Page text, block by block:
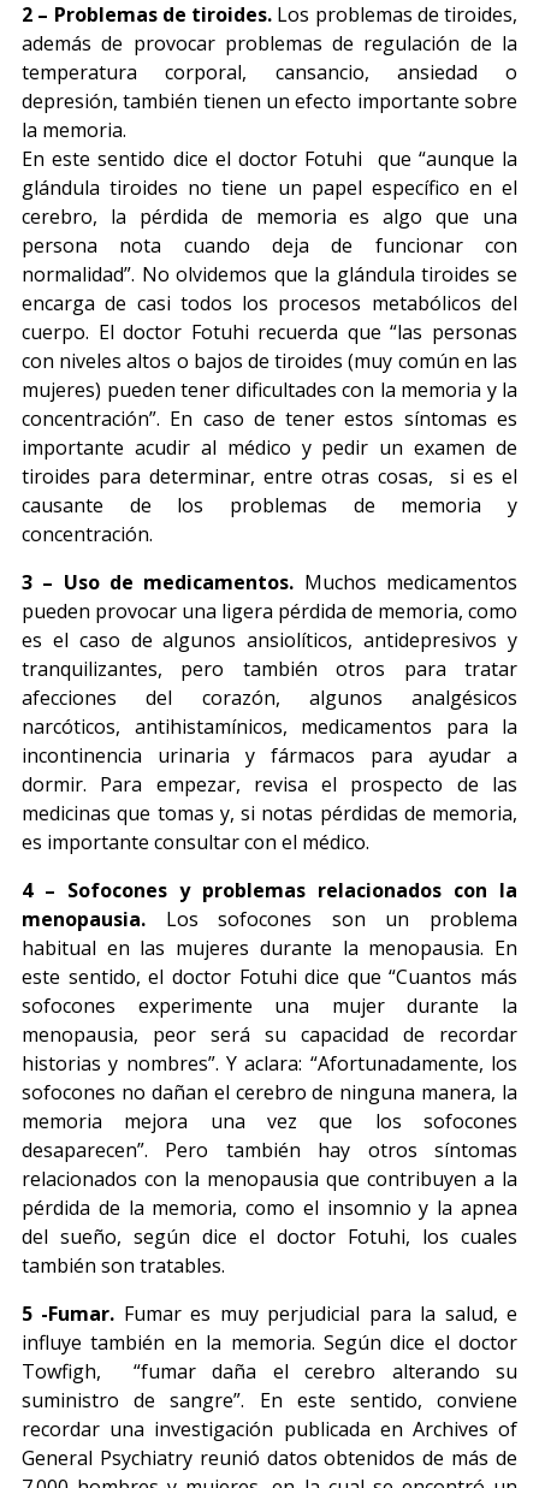
2 – Problemas de tiroides. Los problemas de tiroides,
además de provocar problemas de regulación de la
temperatura corporal, cansancio, ansiedad o
depresión, también tienen un efecto importante sobre
la memoria.
En este sentido dice el doctor Fotuhi que “aunque la
glándula tiroides no tiene un papel específico en el
cerebro, la pérdida de memoria es algo que una
persona nota cuando deja de funcionar con
normalidad”. No olvidemos que la glándula tiroides se
encarga de casi todos los procesos metabólicos del
cuerpo. El doctor Fotuhi recuerda que “las personas
con niveles altos o bajos de tiroides (muy común en las
mujeres) pueden tener dificultades con la memoria y la
concentración”. En caso de tener estos síntomas es
importante acudir al médico y pedir un examen de
tiroides para determinar, entre otras cosas, si es el
causante de los problemas de memoria y
concentración.
3 – Uso de medicamentos. Muchos medicamentos
pueden provocar una ligera pérdida de memoria, como
es el caso de algunos ansiolíticos, antidepresivos y
tranquilizantes, pero también otros para tratar
afecciones del corazón, algunos analgésicos
narcóticos, antihistamínicos, medicamentos para la
incontinencia urinaria y fármacos para ayudar a
dormir. Para empezar, revisa el prospecto de las
medicinas que tomas y, si notas pérdidas de memoria,
es importante consultar con el médico.
4 – Sofocones y problemas relacionados con la
menopausia. Los sofocones son un problema
habitual en las mujeres durante la menopausia. En
este sentido, el doctor Fotuhi dice que “Cuantos más
sofocones experimente una mujer durante la
menopausia, peor será su capacidad de recordar
historias y nombres”. Y aclara: “Afortunadamente, los
sofocones no dañan el cerebro de ninguna manera, la
memoria mejora una vez que los sofocones
desaparecen”. Pero también hay otros síntomas
relacionados con la menopausia que contribuyen a la
pérdida de la memoria, como el insomnio y la apnea
del sueño, según dice el doctor Fotuhi, los cuales
también son tratables.
5 -Fumar. Fumar es muy perjudicial para la salud, e
influye también en la memoria. Según dice el doctor
Towfigh, “fumar daña el cerebro alterando su
suministro de sangre”. En este sentido, conviene
recordar una investigación publicada en Archives of
General Psychiatry reunió datos obtenidos de más de